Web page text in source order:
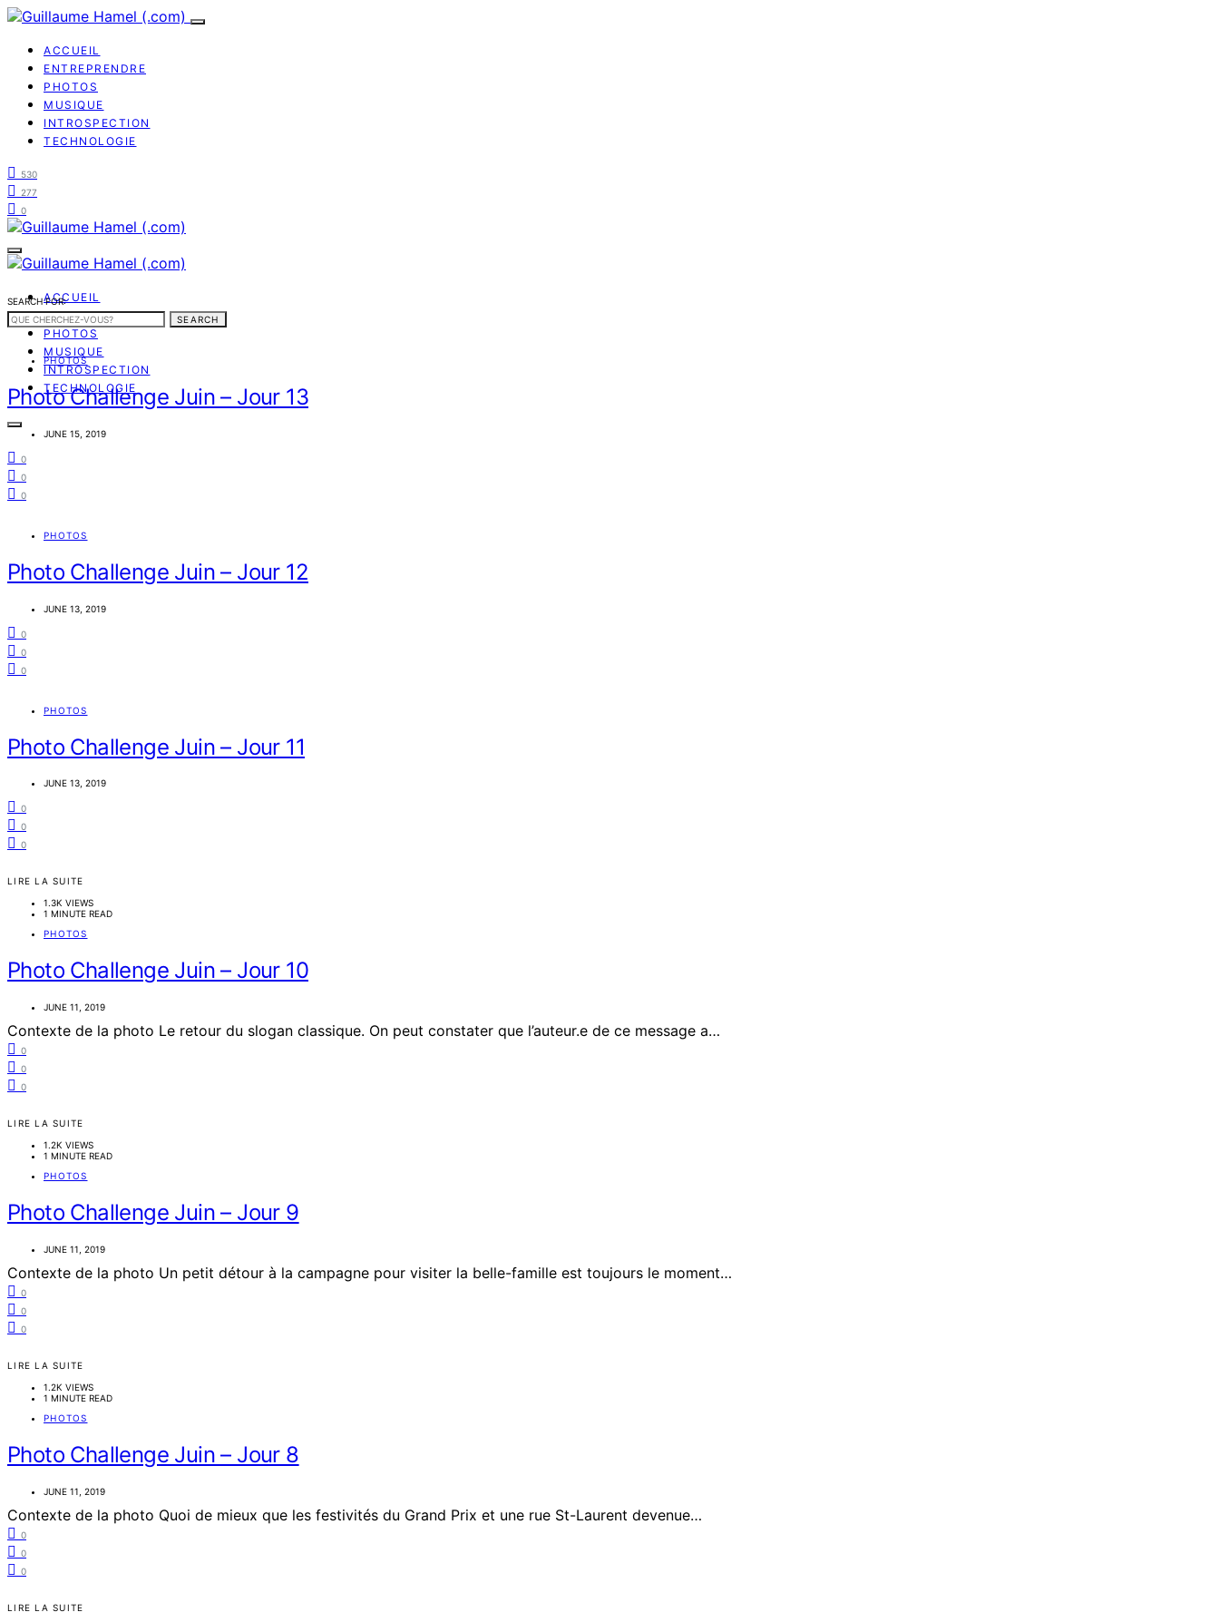
ACCUEIL
ENTREPRENDRE
PHOTOS
MUSIQUE
INTROSPECTION
TECHNOLOGIE
530
277
0
ACCUEIL
ENTREPRENDRE
PHOTOS
MUSIQUE
INTROSPECTION
TECHNOLOGIE
SEARCH FOR:
SEARCH
PHOTOS
Photo Challenge Juin – Jour 13
JUNE 15, 2019
0
0
0
PHOTOS
Photo Challenge Juin – Jour 12
JUNE 13, 2019
0
0
0
PHOTOS
Photo Challenge Juin – Jour 11
JUNE 13, 2019
0
0
0
LIRE LA SUITE
1.3K VIEWS
1 MINUTE READ
PHOTOS
Photo Challenge Juin – Jour 10
JUNE 11, 2019
Contexte de la photo Le retour du slogan classique. On peut constater que l’auteur.e de ce message a…
0
0
0
LIRE LA SUITE
1.2K VIEWS
1 MINUTE READ
PHOTOS
Photo Challenge Juin – Jour 9
JUNE 11, 2019
Contexte de la photo Un petit détour à la campagne pour visiter la belle-famille est toujours le moment…
0
0
0
LIRE LA SUITE
1.2K VIEWS
1 MINUTE READ
PHOTOS
Photo Challenge Juin – Jour 8
JUNE 11, 2019
Contexte de la photo Quoi de mieux que les festivités du Grand Prix et une rue St-Laurent devenue…
0
0
0
LIRE LA SUITE